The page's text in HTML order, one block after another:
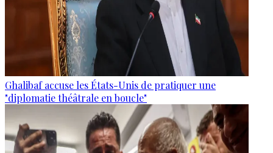
Ghalibaf accuse les États-Unis de pratiquer une
"diplomatie théâtrale en boucle"